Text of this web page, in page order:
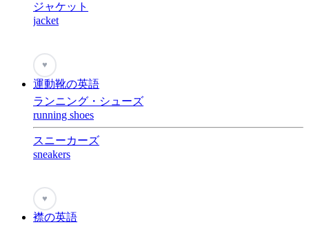
ジャケット
jacket
♥
運動靴の英語
ランニング・シューズ
running shoes
スニーカーズ
sneakers
♥
襟の英語